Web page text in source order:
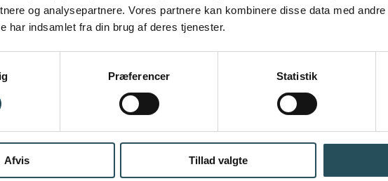
og analysepartnere. Vores partnere kan kombinere disse data med
har indsamlet fra din brug af deres tjenester.
Præferencer Statistik
Afvis Tillad valgte